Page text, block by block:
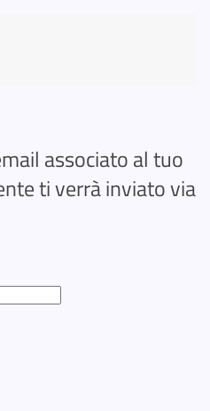
associato al tuo
ti verrà inviato via